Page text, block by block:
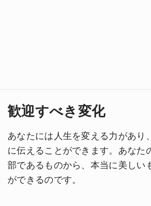
歓迎すべき変化
あなたには人生を変える力があり
に伝えることができます。あなた
部であるものから、本当に美しい
ができるのです。